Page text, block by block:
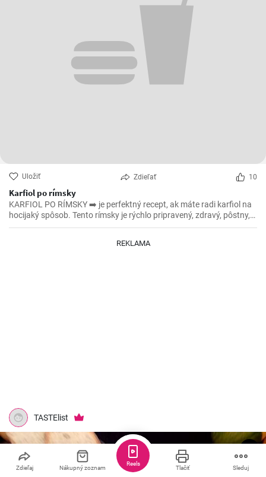
Uložiť Zdieľať 10
Karfiol po rímsky
KARFIOL PO RÍMSKY ➡️ je perfektný recept, ak máte radi karfiol na
hocijaký spôsob. Tento rímsky je rýchlo pripravený, zdravý, pôstny,
povedzme že aj vegánsky ak vynecháte syr, a ešte k tomu všetkému
REKLAMA
TASTElist
Zdieľaj Nákupný zoznam Tlačiť Sleduj
Reels